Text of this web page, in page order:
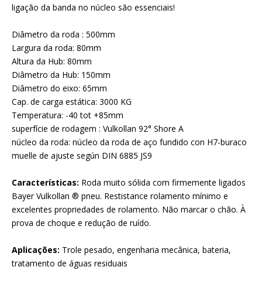
ligação da banda no núcleo são essenciais!
Diâmetro da roda : 500mm
Largura da roda: 80mm
Altura da Hub: 80mm
Diâmetro da Hub: 150mm
Diâmetro do eixo: 65mm
Cap. de carga estática: 3000 KG
Temperatura: -40 tot +85mm
superfície de rodagem : Vulkollan 92° Shore A
núcleo da roda: núcleo da roda de aço fundido con H7-buraco
muelle de ajuste según DIN 6885 JS9
Características: Roda muito sólida com firmemente ligados
Bayer Vulkollan ® pneu. Restistance rolamento mínimo e
excelentes propriedades de rolamento. Não marcar o chão. À
prova de choque e redução de ruído.
Aplicações: Trole pesado, engenharia mecânica, bateria,
tratamento de águas residuais